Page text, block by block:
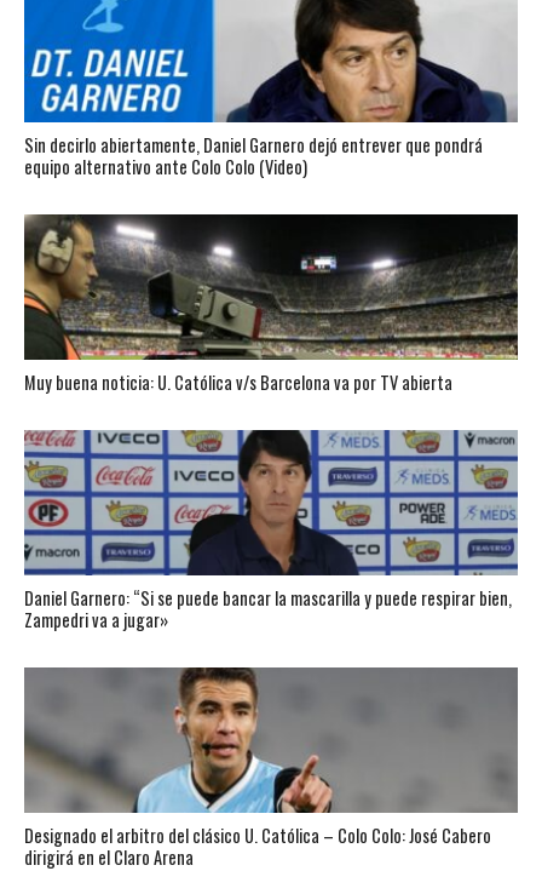
Sin decirlo abiertamente, Daniel Garnero dejó entrever que pondrá
equipo alternativo ante Colo Colo (Video)
Muy buena noticia: U. Católica v/s Barcelona va por TV abierta
Daniel Garnero: “Si se puede bancar la mascarilla y puede respirar bien,
Zampedri va a jugar»
Designado el arbitro del clásico U. Católica – Colo Colo: José Cabero
dirigirá en el Claro Arena